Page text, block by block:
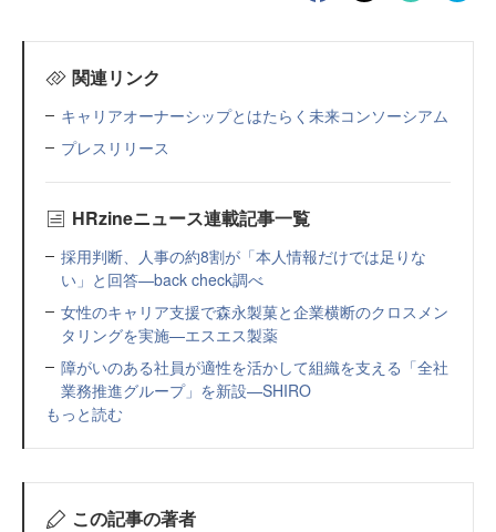
関連リンク
キャリアオーナーシップとはたらく未来コンソーシアム
プレスリリース
HRzineニュース連載記事一覧
採用判断、人事の約8割が「本人情報だけでは足りな
い」と回答—back check調べ
女性のキャリア支援で森永製菓と企業横断のクロスメン
タリングを実施—エスエス製薬
障がいのある社員が適性を活かして組織を支える「全社
業務推進グループ」を新設—SHIRO
もっと読む
この記事の著者